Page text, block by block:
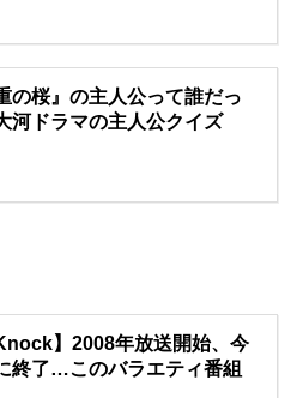
の桜』の主人公って誰だっ
河ドラマの主人公クイズ
】2008年放送開始、今
終了…このバラエティ番組